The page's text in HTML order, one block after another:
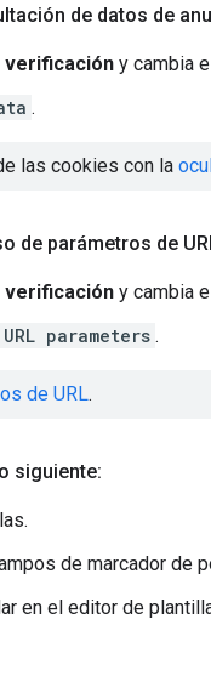
de datos de
verificación y cambia
.
las cookies con la
de parámetros de
verificación y cambia
parameters .
de URL.
siguiente:
de marcador de
en el editor de